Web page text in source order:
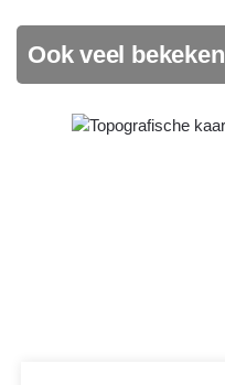
Ook veel bekeken